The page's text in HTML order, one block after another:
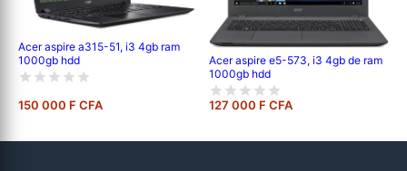
Acer aspire a315-51, i3 4gb ram
1000gb hdd
150 000 F CFA
Acer aspire e5-573, i3 4gb de ram
1000gb hdd
127 000 F CFA